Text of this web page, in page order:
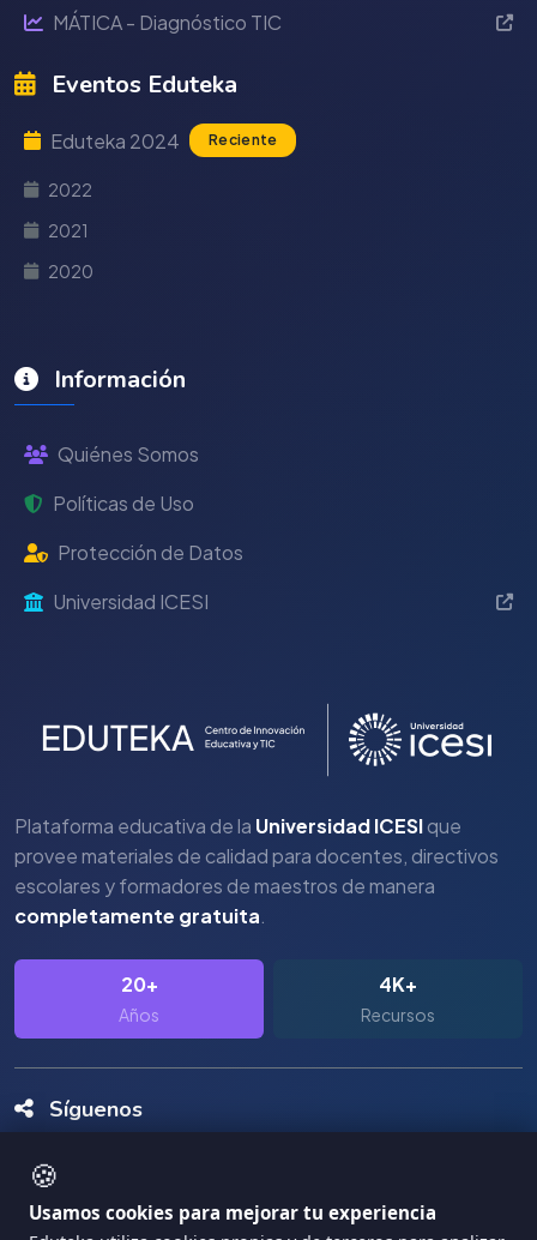
🍪
Usamos cookies para mejorar tu experiencia
MÁTICA - Diagnóstico TIC
Eventos Eduteka
Eduteka 2024 Reciente
2022
2021
2020
Información
Quiénes Somos
Políticas de Uso
Protección de Datos
Universidad ICESI
Plataforma educativa de la Universidad ICESIque
provee materiales de calidad para docentes, directivos
escolares y formadores de maestros de manera
completamente gratuita.
20+
Años
4K+
Recursos
Síguenos